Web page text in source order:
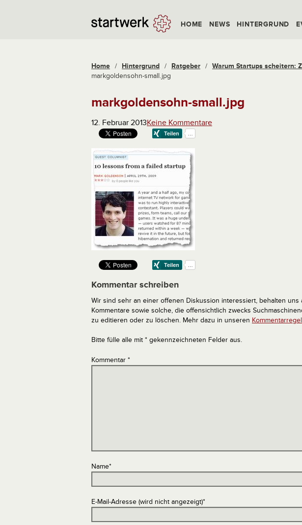
HOME NEWS HINTERGRUND
Home / Hintergrund / Ratgeber / Warum Startups scheitern:
markgoldensohn-small.jpg
markgoldensohn-small.jpg
12. Februar 2013Keine Kommentare
Kommentar schreiben
Wir sind sehr an einer offenen Diskussion interessiert, behalten uns
Kommentare sowie solche, die offensichtlich zwecks
zu editieren oder zu löschen. Mehr dazu in unseren
Bitte fülle alle mit * gekennzeichneten Felder aus.
Kommentar *
Name*
E-Mail-Adresse (wird nicht angezeigt)*